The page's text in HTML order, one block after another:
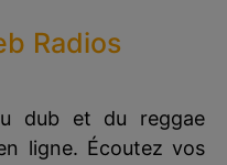
Radios
dub et du reggae
ligne. Écoutez vos